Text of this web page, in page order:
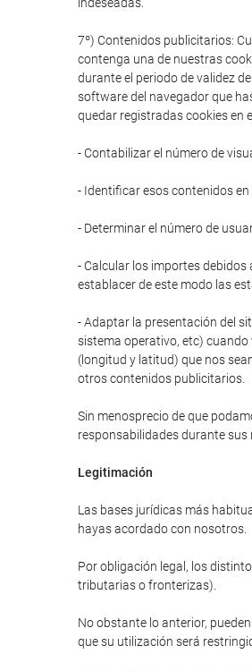
7º) Contenidos publicitarios:
contenga una de nuestras
durante el periodo de validez
software del navegador que
quedar registradas cookies en
- Contabilizar el número de
- Identificar esos contenidos
- Determinar el número de
- Calcular los importes
establacer de este modo las
- Adaptar la presentación del
sistema operativo, etc)
(longitud y latitud) que nos
otros contenidos publicitarios.
Sin menosprecio de que
responsabilidades durante
Legitimación
Las bases jurídicas más
hayas acordado con nosotros.
Por obligación legal, los
tributarias o fronterizas).
No obstante lo anterior,
que su utilización será